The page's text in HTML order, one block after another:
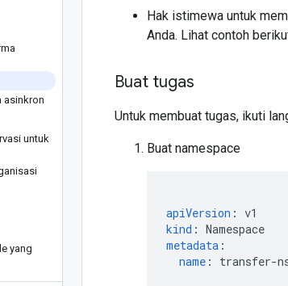
asinkron
untuk
yang
Hak istimewa untuk
Anda. Lihat contoh
Buat tugas
Untuk membuat tugas, ikuti
Buat namespace
apiVersion : v1
kind : Namespace
metadata :
name : transfer-